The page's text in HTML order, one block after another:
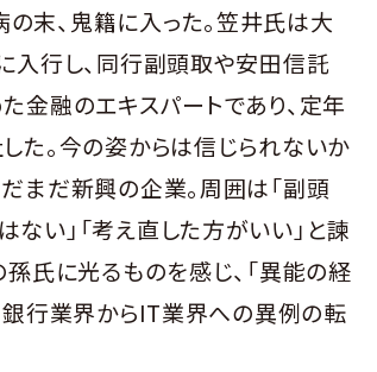
末、鬼籍に入った。笠井氏は大
入行し、同行副頭取や安田信託
金融のエキスパートであり、定年
た。今の姿からは信じられないか
まだ新興の企業。周囲は「副頭
い」「考え直した方がいい」と諫
氏に光るものを感じ、「異能の経
銀行業界からIT業界への異例の転